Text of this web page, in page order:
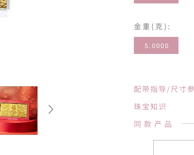
金重(克):
5.0000
配带指导/尺寸
珠宝知识
同款产品